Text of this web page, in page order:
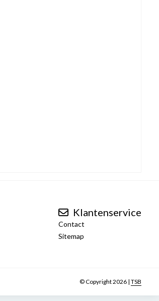
Klantenservice
Contact
Sitemap
© Copyright 2026 | TSB